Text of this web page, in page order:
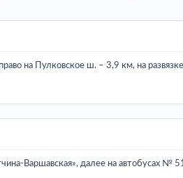
на Пулковское ш. – 3,9 км, на
Варшавская», далее на автобусах